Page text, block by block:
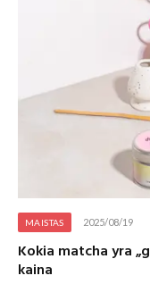
MAISTAS 2025/08/19
Kokia matcha yra
kaina